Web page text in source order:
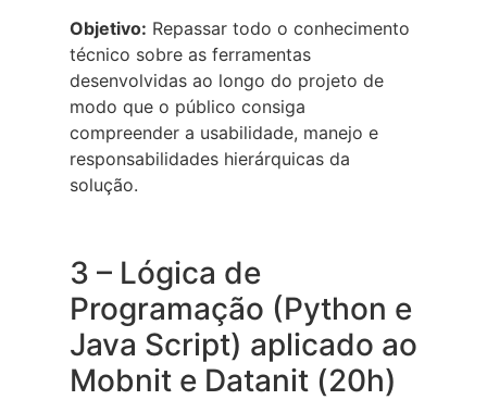
Objetivo: Repassar todo o conhecimento
técnico sobre as ferramentas
desenvolvidas ao longo do projeto de
modo que o público consiga
compreender a usabilidade, manejo e
responsabilidades hierárquicas da
solução.
3 – Lógica de
Programação (Python e
Java Script) aplicado ao
Mobnit e Datanit (20h)